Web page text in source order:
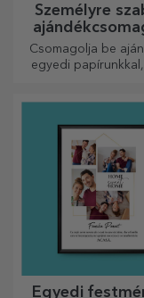
Személyre
papír
Csomagolja be
egyedi
Egyedi